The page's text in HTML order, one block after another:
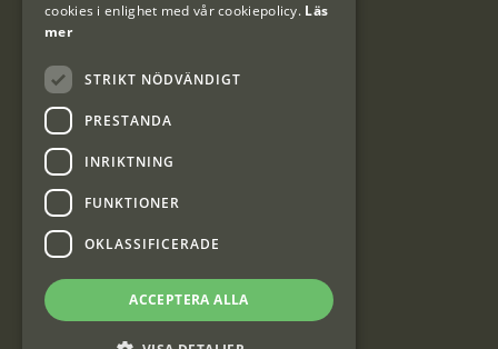
Information om kundklubben.
Interjakt Sweden AB, Årjäng
cookies i enlighet med vår cookiepolicy. Läs
mer
STRIKT NÖDVÄNDIGT
PRESTANDA
INRIKTNING
FUNKTIONER
OKLASSIFICERADE
ACCEPTERA ALLA